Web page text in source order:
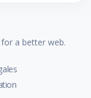
for a better web.